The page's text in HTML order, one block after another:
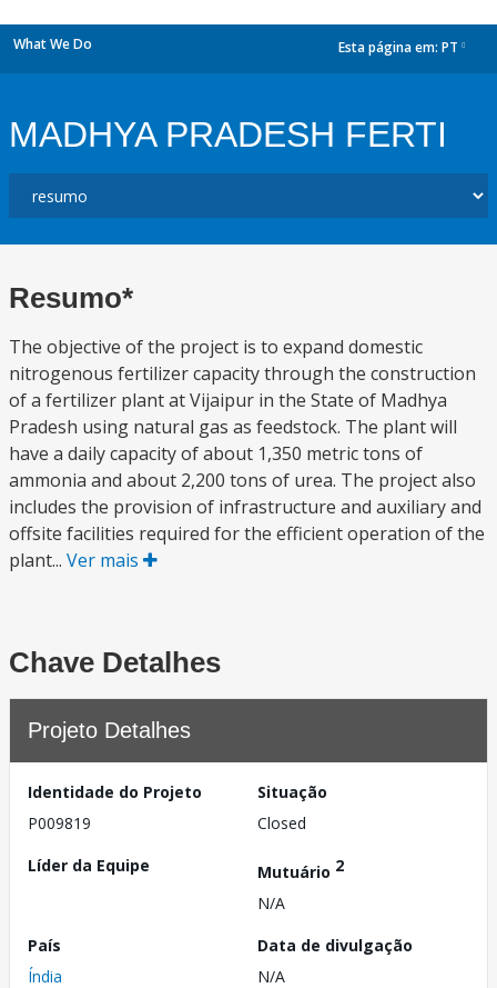
What We Do Esta página em: PT
MADHYA PRADESH FERTI
Resumo*
The objective of the project is to expand domestic
nitrogenous fertilizer capacity through the construction
of a fertilizer plant at Vijaipur in the State of Madhya
Pradesh using natural gas as feedstock. The plant will
have a daily capacity of about 1,350 metric tons of
ammonia and about 2,200 tons of urea. The project also
includes the provision of infrastructure and auxiliary and
offsite facilities required for the efficient operation of the
plant... Ver mais
Chave Detalhes
Projeto Detalhes
Identidade do Projeto
P009819
Situação
Closed
Líder da Equipe
Mutuário 2
N/A
País
Índia
Data de divulgação
N/A